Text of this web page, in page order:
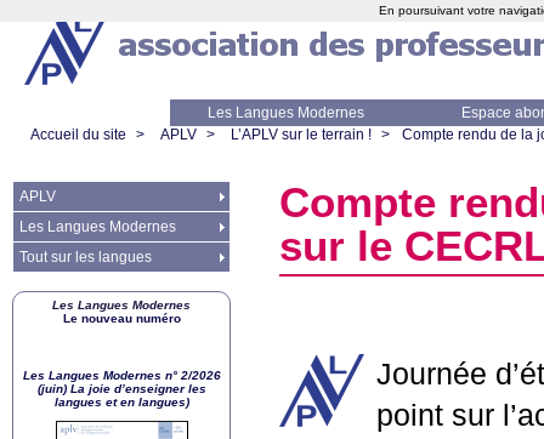
Les Langues Modernes
Espace
Accueil du site
> APLV > L’APLV sur le terrain ! > Compte rendu de la
Compte
sur le
Journée
point sur
APLV
Les Langues Modernes
Tout sur les langues
Les Langues Modernes
Le nouveau numéro
Les Langues Modernes n° 2/2026
(juin) La joie d’enseigner les
langues et en langues)
En poursuivant votre